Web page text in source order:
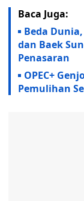
Baca Juga:
Beda
dan Baek
Penasaran
OPEC+
Pemulihan